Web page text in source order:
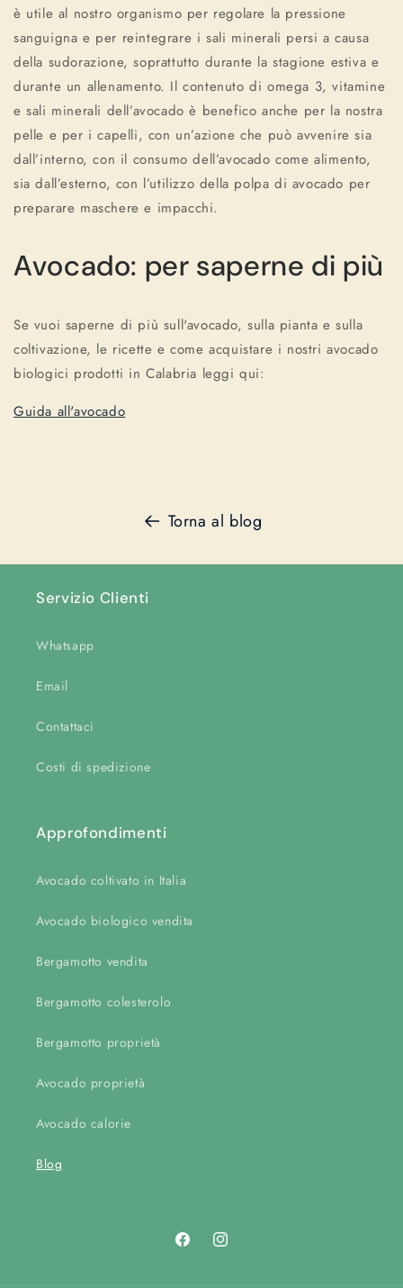
è utile al nostro organismo per regolare la pressione
sanguigna e per reintegrare i sali minerali persi a causa
della sudorazione, soprattutto durante la stagione estiva e
durante un allenamento. Il contenuto di omega 3, vitamine
e sali minerali dell’avocado è benefico anche per la nostra
pelle e per i capelli, con un’azione che può avvenire sia
dall’interno, con il consumo dell’avocado come alimento,
sia dall’esterno, con l’utilizzo della polpa di avocado per
preparare maschere e impacchi.
Avocado: per saperne di più
Se vuoi saperne di più sull'avocado, sulla pianta e sulla
coltivazione, le ricette e come acquistare i nostri avocado
biologici prodotti in Calabria leggi qui:
Guida all'avocado
Torna al blog
Servizio Clienti
Whatsapp
Email
Contattaci
Costi di spedizione
Approfondimenti
Avocado coltivato in Italia
Avocado biologico vendita
Bergamotto vendita
Bergamotto colesterolo
Bergamotto proprietà
Avocado proprietà
Avocado calorie
Blog
FacebookInstagram